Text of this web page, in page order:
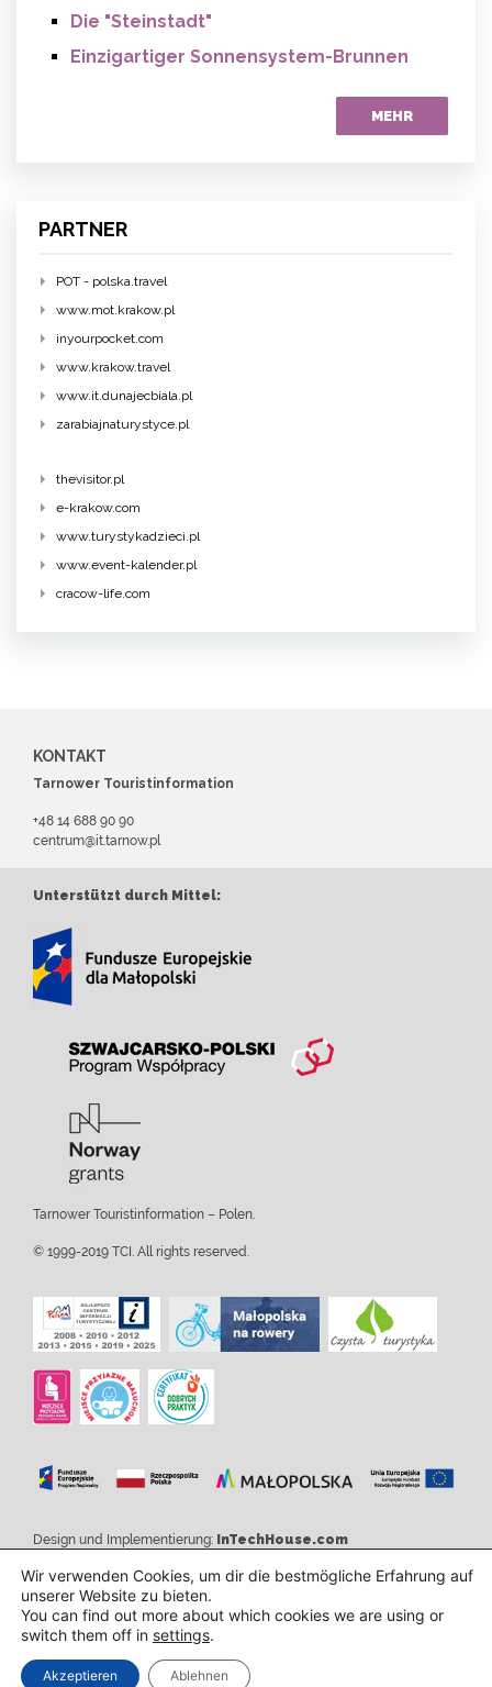
Die "Steinstadt"
Einzigartiger Sonnensystem-Brunnen
MEHR
PARTNER
POT - polska.travel
www.mot.krakow.pl
inyourpocket.com
www.krakow.travel
www.it.dunajecbiala.pl
zarabiajnaturystyce.pl
thevisitor.pl
e-krakow.com
www.turystykadzieci.pl
www.event-kalender.pl
cracow-life.com
KONTAKT
Tarnower Touristinformation
+48 14 688 90 90
centrum@it.tarnow.pl
Unterstützt durch Mittel:
Tarnower Touristinformation – Polen.
© 1999-2019 TCI. All rights reserved.
Design und Implementierung: InTechHouse.com
Wir verwenden Cookies, um dir die bestmögliche Erfahrung auf
unserer Website zu bieten.
You can find out more about which cookies we are using or
switch them off in settings.
Akzeptieren Ablehnen